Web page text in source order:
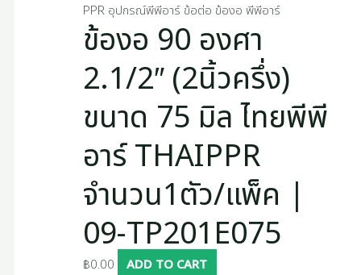
PPR อุปกรณ์พีพีอาร์ ข้อต่อ ข้องอ พีพีอาร์
ข้องอ 90 องศา
2.1/2″ (2นิ้วครึ่ง)
ขนาด 75 มิล ไทยพีพี
อาร์ THAIPPR
จำนวน1ตัว/แพ็ค |
09-TP201E075
฿0.00 ADD TO CART